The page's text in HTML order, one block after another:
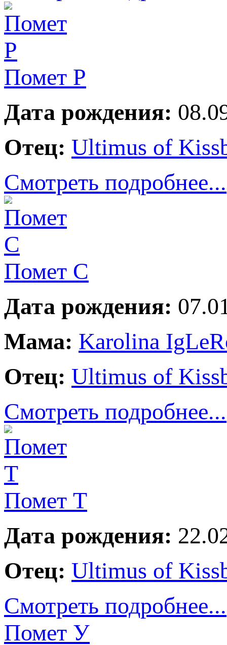
Помет Р
Дата рождения:
Отец: Ultimus of
Смотреть подробнее...
Помет С
Дата рождения:
Мама: Karolina
Отец: Ultimus of
Смотреть подробнее...
Помет Т
Дата рождения:
Отец: Ultimus of
Смотреть подробнее...
Помет У